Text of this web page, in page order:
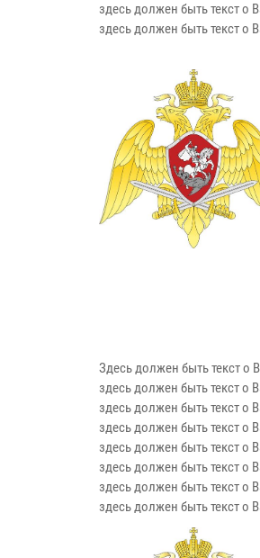
здесь должен быть текст о
здесь должен быть текст о
Здесь должен быть текст о
здесь должен быть текст о
здесь должен быть текст о
здесь должен быть текст о
здесь должен быть текст о
здесь должен быть текст о
здесь должен быть текст о
здесь должен быть текст о